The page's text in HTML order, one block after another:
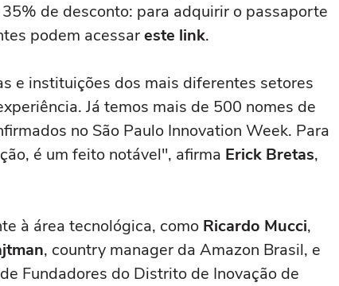
de desconto: para adquirir o passaporte
podem acessareste link.
e instituições dos mais diferentes setores
Já temos mais de 500 nomes de
no São Paulo Innovation Week. Para
é um feito notável", afirma Erick Bretas,
à área tecnológica, como Ricardo Mucci,
, country manager da Amazon Brasil, e
Fundadores do Distrito de Inovação de